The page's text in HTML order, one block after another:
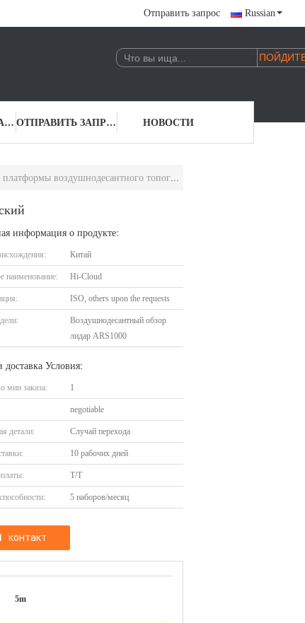
Отправить запрос Russian
КОНТАКТНЫЕ ДАННЫЕ ОТПРАВИТЬ ЗАПРОС НОВОСТИ
воздушнодесантного топографический
информация о продукте:
Китай
наименование: Hi-Cloud
ISO, others upon the requests
Воздушнодесантный обзор
лидар ARS1000
доставка Условия:
мин заказа: 1
negotiable
детали: Случай перехода
10 рабочих дней
T/T
5 наборов/месяц
контакт
5m